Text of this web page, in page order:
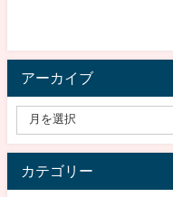
アーカイブ
カテゴリー